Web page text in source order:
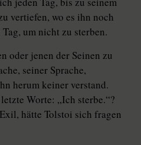
vertiefen, wo es ihn noch
um nicht zu sterben.
oder jenen der Seinen zu
seiner Sprache,
herum keiner verstand.
Worte: „Ich sterbe.“?
hätte Tolstoi sich fragen